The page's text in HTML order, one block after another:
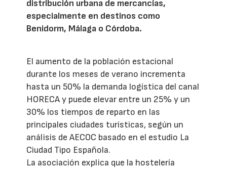
distribución urbana de mercancías,
especialmente en destinos como
Benidorm, Málaga o Córdoba.
El aumento de la población estacional
durante los meses de verano incrementa
hasta un 50% la demanda logística del canal
HORECA y puede elevar entre un 25% y un
30% los tiempos de reparto en las
principales ciudades turísticas, según un
análisis de AECOC basado en el estudio La
Ciudad Tipo Española.
La asociación explica que la hostelería